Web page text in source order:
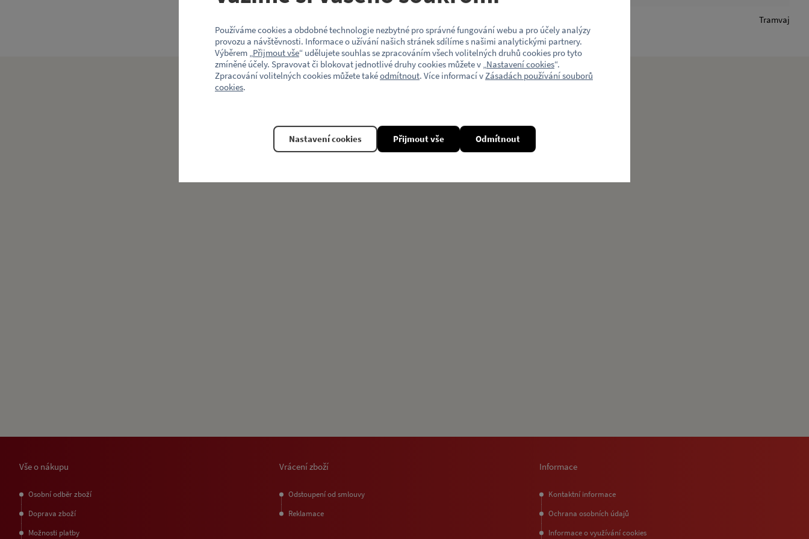
Tramvaj
Vše o nákupu
Osobní odběr zboží
Doprava zboží
Možnosti platby
Vrácení zboží
Odstoupení od smlouvy
Reklamace
Informace
Kontaktní informace
Ochrana osobních údajů
Informace o využívání cookies
Používáme cookies a obdobné technologie nezbytné pro správné fungování webu a pro účely analýzy
provozu a návštěvnosti. Informace o užívání našich stránek sdílíme s našimi analytickými partnery.
Výběrem „Přijmout vše“ udělujete souhlas se zpracováním všech volitelných druhů cookies pro tyto
zmíněné účely. Spravovat či blokovat jednotlivé druhy cookies můžete v „Nastavení cookies“.
Zpracování volitelných cookies můžete takéodmítnout. Více informací vZásadách používání souborů
cookies.
Odmítnout
Nastavení cookies Přijmout vše